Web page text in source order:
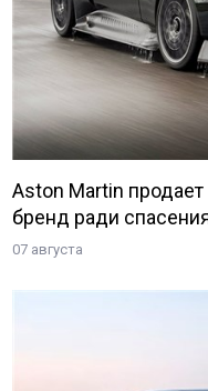
Aston Martin
бренд ради
07 августа